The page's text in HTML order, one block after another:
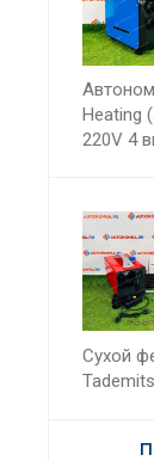
Heating
220V 4
Сухой